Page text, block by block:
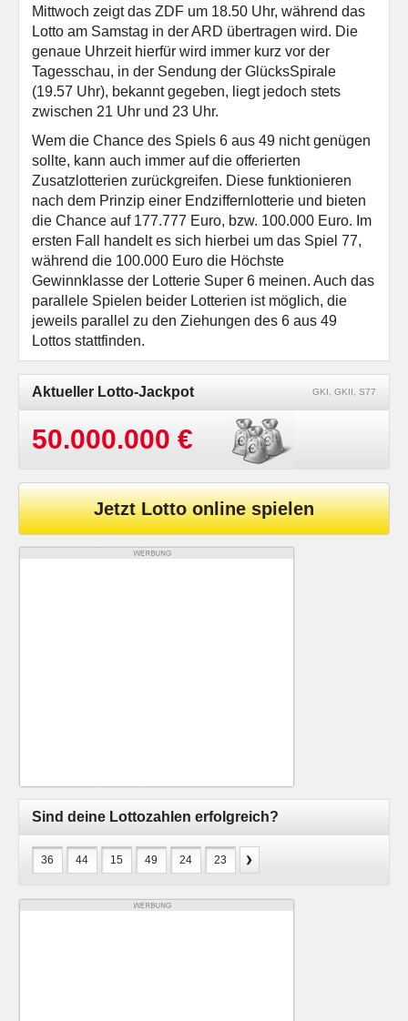
Mittwoch zeigt das ZDF um 18.50 Uhr, während das
Lotto am Samstag in der ARD übertragen wird. Die
genaue Uhrzeit hierfür wird immer kurz vor der
Tagesschau, in der Sendung der GlücksSpirale
(19.57 Uhr), bekannt gegeben, liegt jedoch stets
zwischen 21 Uhr und 23 Uhr.
Wem die Chance des Spiels 6 aus 49 nicht genügen
sollte, kann auch immer auf die offerierten
Zusatzlotterien zurückgreifen. Diese funktionieren
nach dem Prinzip einer Endziffernlotterie und bieten
die Chance auf 177.777 Euro, bzw. 100.000 Euro. Im
ersten Fall handelt es sich hierbei um das Spiel 77,
während die 100.000 Euro die Höchste
Gewinnklasse der Lotterie Super 6 meinen. Auch das
parallele Spielen beider Lotterien ist möglich, die
jeweils parallel zu den Ziehungen des 6 aus 49
Lottos stattfinden.
Aktueller Lotto-Jackpot GKI, GKII, S77
50.000.000 €
Jetzt Lotto online spielen
Sind deine Lottozahlen erfolgreich?